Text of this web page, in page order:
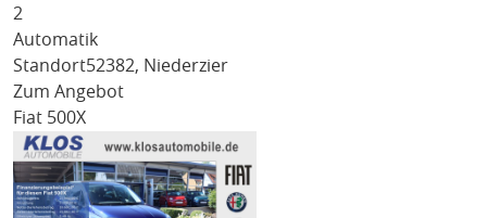
2
Automatik
Standort52382, Niederzier
Zum Angebot
Fiat 500X